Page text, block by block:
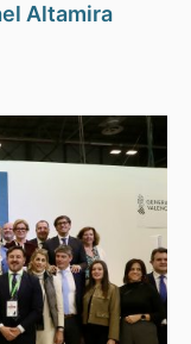
Altamira